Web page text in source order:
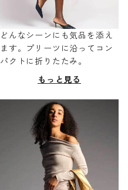
どんなシーンにも気品を添え
ます。プリーツに沿ってコン
パクトに折りたたみ。
もっと見る